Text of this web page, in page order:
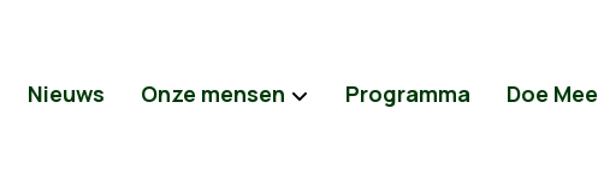
Nieuws Onze mensen Programma Doe Mee